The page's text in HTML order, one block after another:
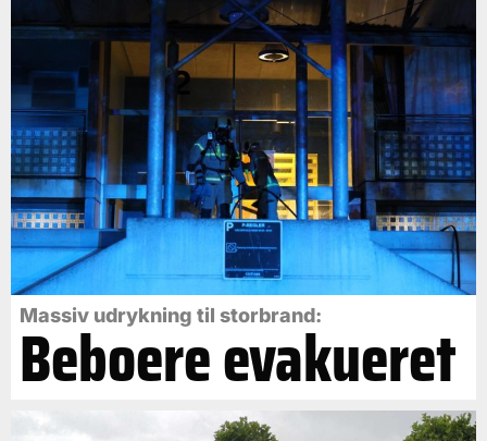
Massiv udrykning til storbrand:
Beboere evakueret